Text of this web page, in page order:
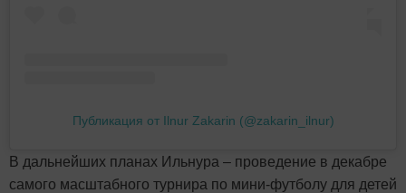
Публикация от Ilnur Zakarin (@zakarin_ilnur)
В дальнейших планах Ильнура – проведение в декабре
самого масштабного турнира по мини-футболу для детей